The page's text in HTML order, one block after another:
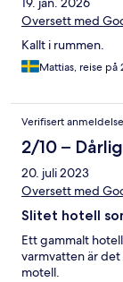
Oversett med
Kallt i rummen.
Mattias, reise på
Verifisert anmeldelse
2/10 – Dårlig
20. juli 2023
Oversett med
Slitet hotell
Ett gammalt
varmvatten är det
motell.